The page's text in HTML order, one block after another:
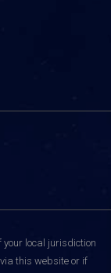
local jurisdiction
this website or if